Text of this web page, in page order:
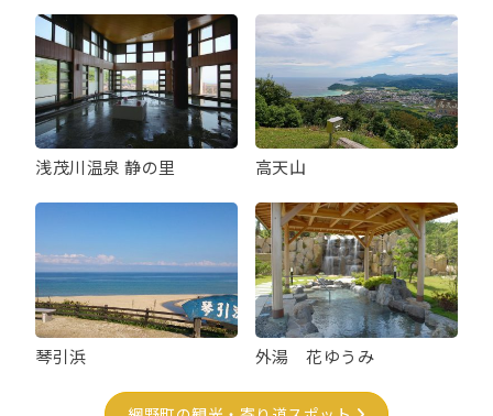
浅茂川温泉 静の里 高天山
琴引浜 外湯 花ゆうみ